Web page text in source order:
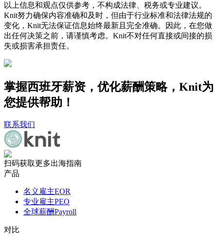
以上信息和观点仅供参考，不构成法律、税务或专业建议。
Knit努力确保内容准确和及时，但由于行业标准和法律法规的
变化，Knit无法保证信息始终最新且完全准确。因此，在您做
出任何决策之前，请谨慎考虑。Knit不对任何直接或间接的损
失或损害承担责任。
掌握西班牙薪资，优化薪酬策略，Knit为
您提供帮助！
联系我们
扫码获取更多出海指南
产品
名义雇主EOR
专业雇主PEO
全球薪酬Payroll
对比